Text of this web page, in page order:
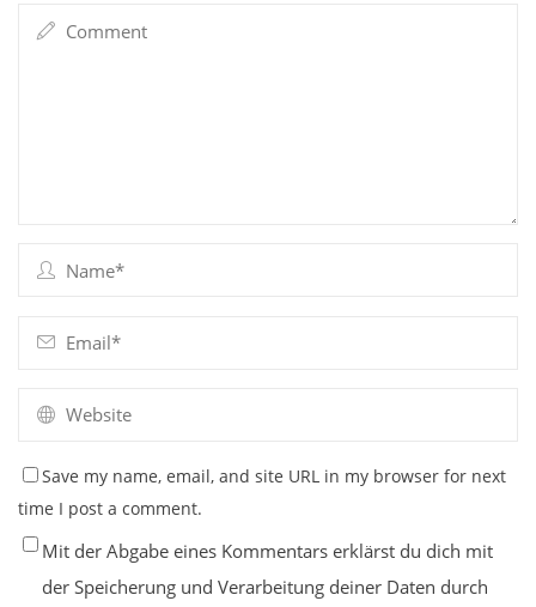
Save my name, email, and site URL in my browser for next
time I post a comment.
Mit der Abgabe eines Kommentars erklärst du dich mit
der Speicherung und Verarbeitung deiner Daten durch